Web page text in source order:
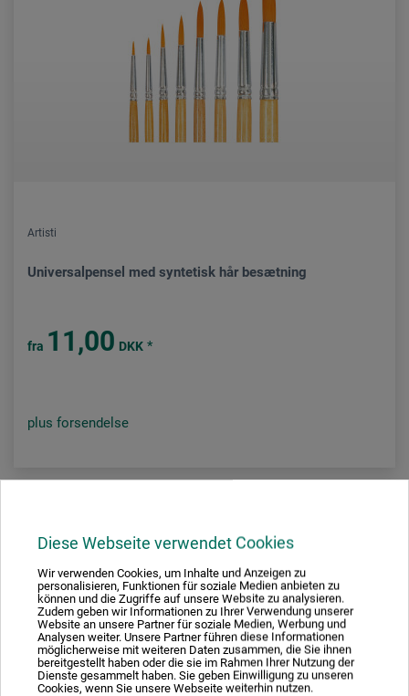
Diese Webseite verwendet Cookies
Wir verwenden Cookies, um Inhalte und Anzeigen zu
personalisieren, Funktionen für soziale Medien anbieten zu
können und die Zugriffe auf unsere Website zu analysieren.
Zudem geben wir Informationen zu Ihrer Verwendung unserer
Website an unsere Partner für soziale Medien, Werbung und
Analysen weiter. Unsere Partner führen diese Informationen
möglicherweise mit weiteren Daten zusammen, die Sie ihnen
bereitgestellt haben oder die sie im Rahmen Ihrer Nutzung der
Dienste gesammelt haben. Sie geben Einwilligung zu unseren
Cookies, wenn Sie unsere Webseite weiterhin nutzen.
Artisti
Universalpensel med syntetisk hår besætning
fra 11,00 DKK *
plus forsendelse